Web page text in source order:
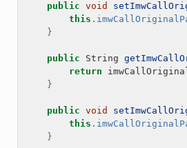
public void
this .
}
public String
return
}
public void
this .
}